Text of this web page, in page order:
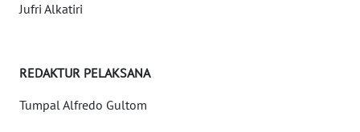
Jufri Alkatiri
REDAKTUR PELAKSANA
Tumpal Alfredo Gultom
WN
WN